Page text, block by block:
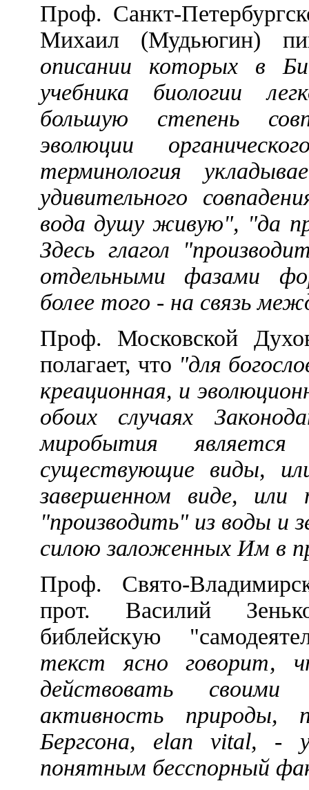
Проф. Санкт-
Михаил (Мудьюгин)
описании которых в
учебника биологии
большую степень
эволюции
терминология
удивительного
вода душу живую", "да
Здесь глагол
отдельными фазами
более того - на связь
Проф. Московской
полагает, что "для
креационная, и
обоих случаях
миробытия
существующие виды,
завершенном виде, или
"производить" из воды и
силою заложенных Им в
Проф. Свято-
прот. Василий
библейскую
текст ясно говорит,
действовать
активность
Бергсона, elan vital, -
понятным бесспорный